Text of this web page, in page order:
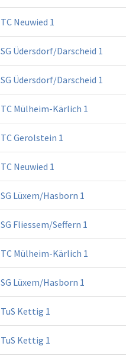
TC Neuwied 1
SG Üdersdorf/Darscheid 1
SG Üdersdorf/Darscheid 1
TC Mülheim-Kärlich 1
TC Gerolstein 1
TC Neuwied 1
SG Lüxem/Hasborn 1
SG Fliessem/Seffern 1
TC Mülheim-Kärlich 1
SG Lüxem/Hasborn 1
TuS Kettig 1
TuS Kettig 1